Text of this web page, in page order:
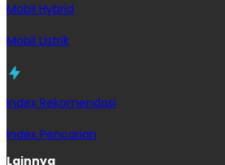
Mobil Hybrid
Mobil Listrik
Index Rekomendasi
Index Pencarian
Lainnya